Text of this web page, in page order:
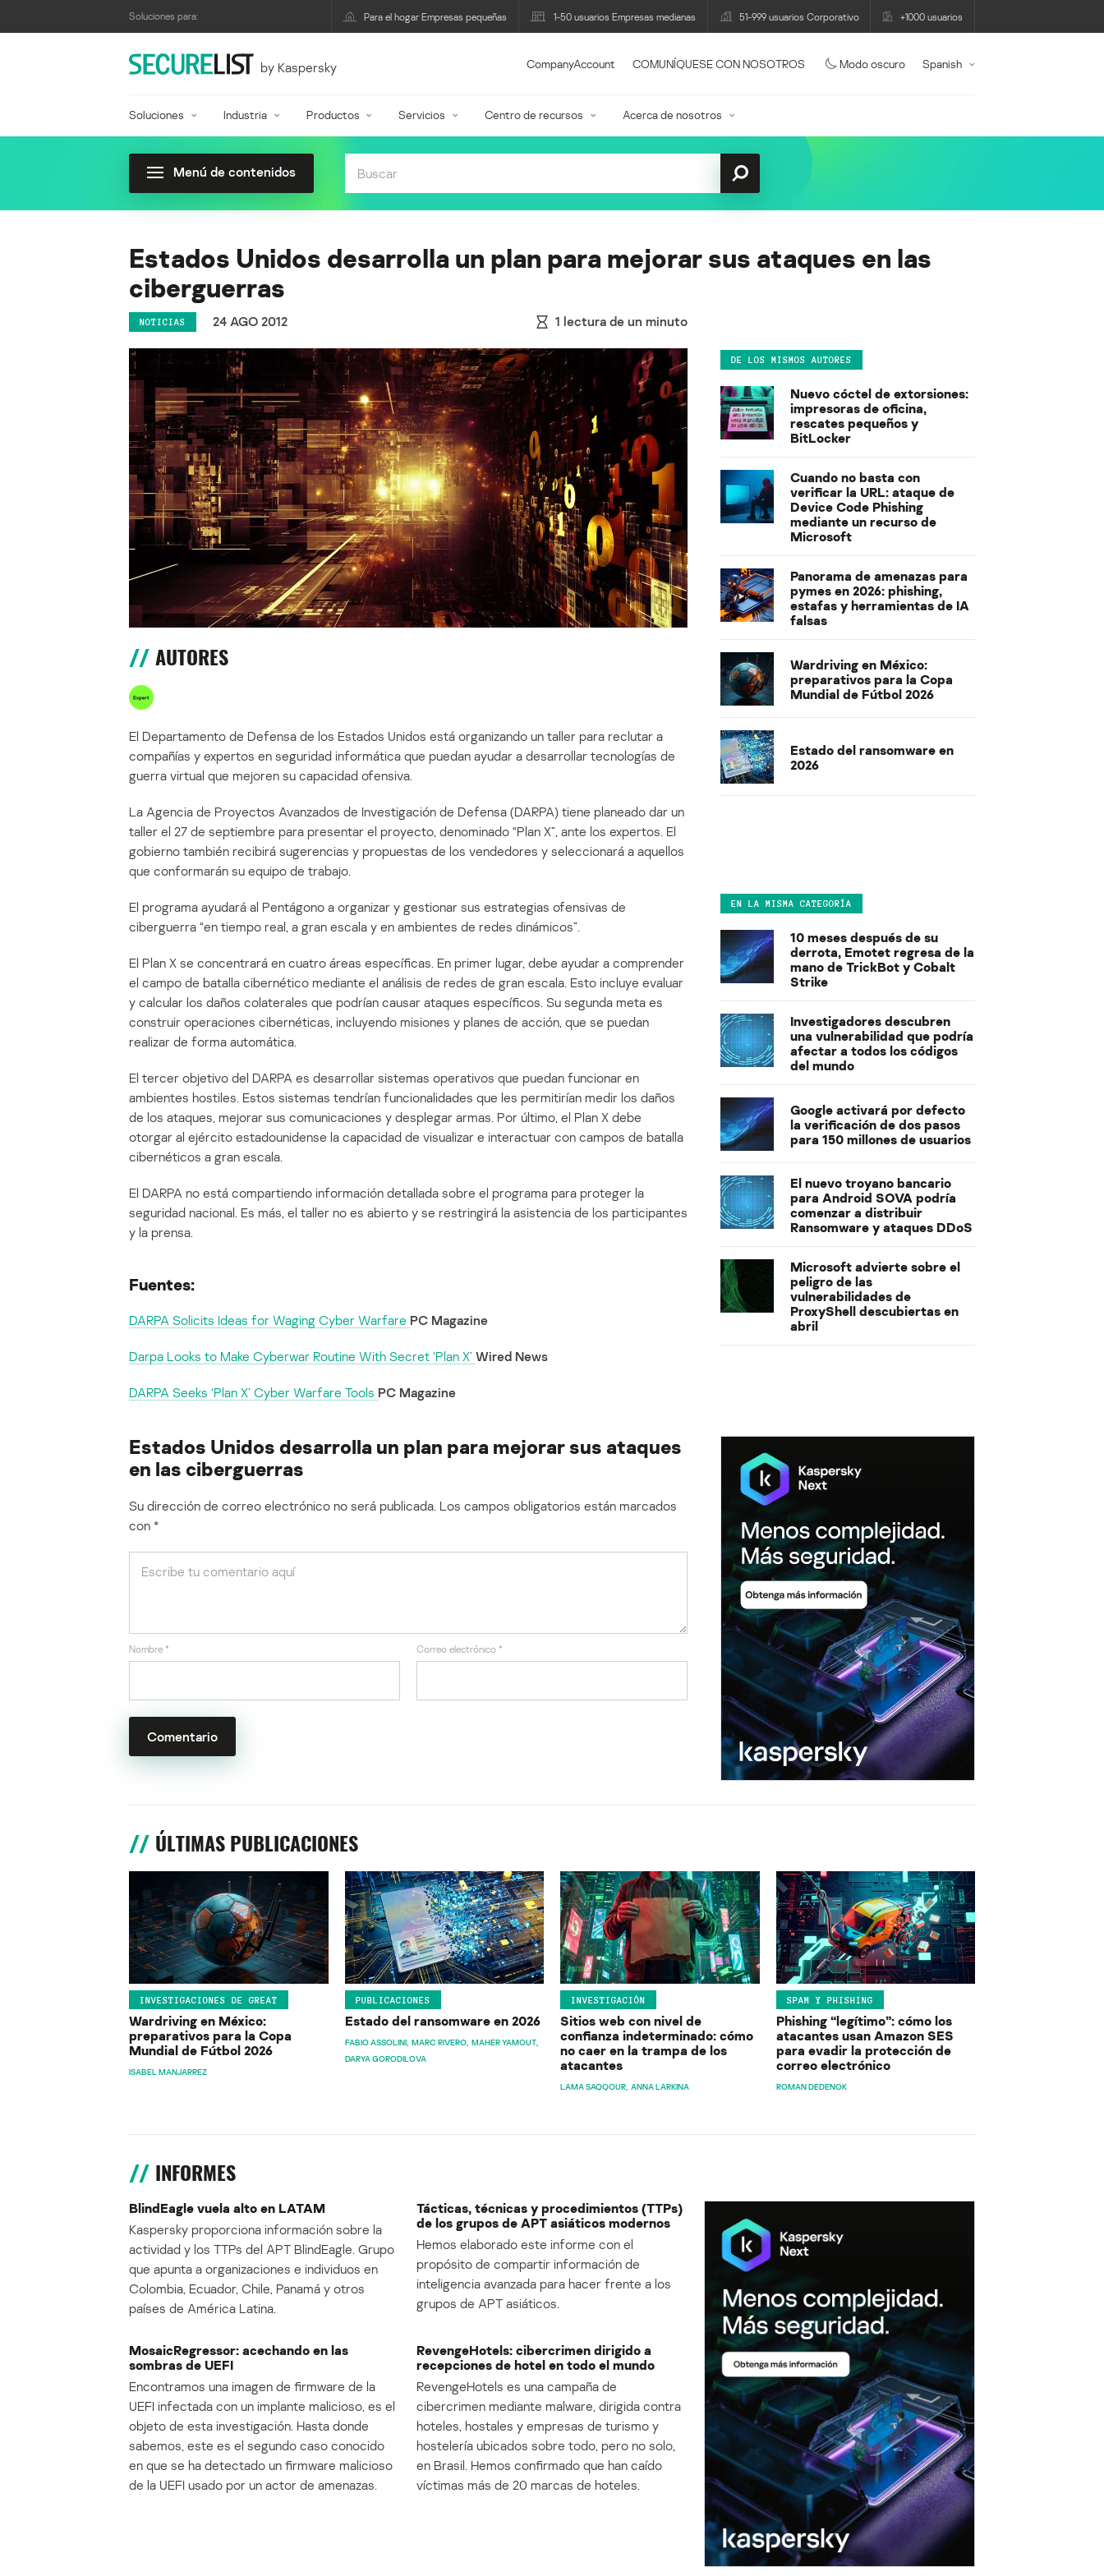
Soluciones para: Para el hogar Empresas pequeñas 1-50 usuarios Empresas medianas 51-999 usuarios Corporativo +1000 usuarios
by Kaspersky CompanyAccount COMUNÍQUESE CON NOSOTROS Modo oscuro Spanish
Soluciones Industria Productos Servicios Centro de recursos Acerca de nosotros
Menú de contenidos
Estados Unidos desarrolla un plan para mejorar sus ataques en las
ciberguerras
NOTICIAS 24 AGO 2012 1 lectura de un minuto
AUTORES
El Departamento de Defensa de los Estados Unidos está organizando un taller para reclutar a
compañías y expertos en seguridad informática que puedan ayudar a desarrollar tecnologías de
guerra virtual que mejoren su capacidad ofensiva.
La Agencia de Proyectos Avanzados de Investigación de Defensa (DARPA) tiene planeado dar un
taller el 27 de septiembre para presentar el proyecto, denominado “Plan X”, ante los expertos. El
gobierno también recibirá sugerencias y propuestas de los vendedores y seleccionará a aquellos
que conformarán su equipo de trabajo.
El programa ayudará al Pentágono a organizar y gestionar sus estrategias ofensivas de
ciberguerra “en tiempo real, a gran escala y en ambientes de redes dinámicos”.
El Plan X se concentrará en cuatro áreas específicas. En primer lugar, debe ayudar a comprender
el campo de batalla cibernético mediante el análisis de redes de gran escala. Esto incluye evaluar
y calcular los daños colaterales que podrían causar ataques específicos. Su segunda meta es
construir operaciones cibernéticas, incluyendo misiones y planes de acción, que se puedan
realizar de forma automática.
El tercer objetivo del DARPA es desarrollar sistemas operativos que puedan funcionar en
ambientes hostiles. Estos sistemas tendrían funcionalidades que les permitirían medir los daños
de los ataques, mejorar sus comunicaciones y desplegar armas. Por último, el Plan X debe
otorgar al ejército estadounidense la capacidad de visualizar e interactuar con campos de batalla
cibernéticos a gran escala.
El DARPA no está compartiendo información detallada sobre el programa para proteger la
seguridad nacional. Es más, el taller no es abierto y se restringirá la asistencia de los participantes
y la prensa.
Fuentes:
DARPA Solicits Ideas for Waging Cyber Warfare PC Magazine
Darpa Looks to Make Cyberwar Routine With Secret ‘Plan X’ Wired News
DARPA Seeks ‘Plan X’ Cyber Warfare Tools PC Magazine
Estados Unidos desarrolla un plan para mejorar sus ataques
en las ciberguerras
Su dirección de correo electrónico no será publicada. Los campos obligatorios están marcados
con *
Nombre * Correo electrónico *
DE LOS MISMOS AUTORES
Nuevo cóctel de extorsiones:
impresoras de oficina,
rescates pequeños y
BitLocker
Cuando no basta con
verificar la URL: ataque de
Device Code Phishing
mediante un recurso de
Microsoft
Panorama de amenazas para
pymes en 2026: phishing,
estafas y herramientas de IA
falsas
Wardriving en México:
preparativos para la Copa
Mundial de Fútbol 2026
Estado del ransomware en
2026
EN LA MISMA CATEGORÍA
10 meses después de su
derrota, Emotet regresa de la
mano de TrickBot y Cobalt
Strike
Investigadores descubren
una vulnerabilidad que podría
afectar a todos los códigos
del mundo
Google activará por defecto
la verificación de dos pasos
para 150 millones de usuarios
El nuevo troyano bancario
para Android SOVA podría
comenzar a distribuir
Ransomware y ataques DDoS
Microsoft advierte sobre el
peligro de las
vulnerabilidades de
ProxyShell descubiertas en
abril
ÚLTIMAS PUBLICACIONES
INVESTIGACIONES DE GREAT
Wardriving en México:
preparativos para la Copa
Mundial de Fútbol 2026
ISABEL MANJARREZ
PUBLICACIONES
Estado del ransomware en 2026
FABIO ASSOLINI MARC RIVERO MAHER YAMOUT
DARYA GORODILOVA
INVESTIGACIÓN
Sitios web con nivel de
confianza indeterminado: cómo
no caer en la trampa de los
atacantes
LAMA SAQQOUR ANNA LARKINA
SPAM Y PHISHING
Phishing “legítimo”: cómo los
atacantes usan Amazon SES
para evadir la protección de
correo electrónico
ROMAN DEDENOK
INFORMES
BlindEagle vuela alto en LATAM
Kaspersky proporciona información sobre la
actividad y los TTPs del APT BlindEagle. Grupo
que apunta a organizaciones e individuos en
Colombia, Ecuador, Chile, Panamá y otros
países de América Latina.
Tácticas, técnicas y procedimientos (TTPs)
de los grupos de APT asiáticos modernos
Hemos elaborado este informe con el
propósito de compartir información de
inteligencia avanzada para hacer frente a los
grupos de APT asiáticos.
MosaicRegressor: acechando en las
sombras de UEFI
Encontramos una imagen de firmware de la
UEFI infectada con un implante malicioso, es el
objeto de esta investigación. Hasta donde
sabemos, este es el segundo caso conocido
en que se ha detectado un firmware malicioso
de la UEFI usado por un actor de amenazas.
RevengeHotels: cibercrimen dirigido a
recepciones de hotel en todo el mundo
RevengeHotels es una campaña de
cibercrimen mediante malware, dirigida contra
hoteles, hostales y empresas de turismo y
hostelería ubicados sobre todo, pero no solo,
en Brasil. Hemos confirmado que han caído
víctimas más de 20 marcas de hoteles.